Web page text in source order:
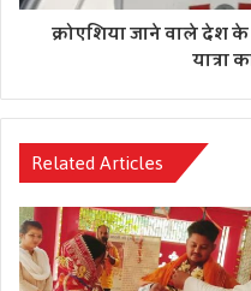
क्रोएशिया जाने वाले देश
यात्रा
Related Articles